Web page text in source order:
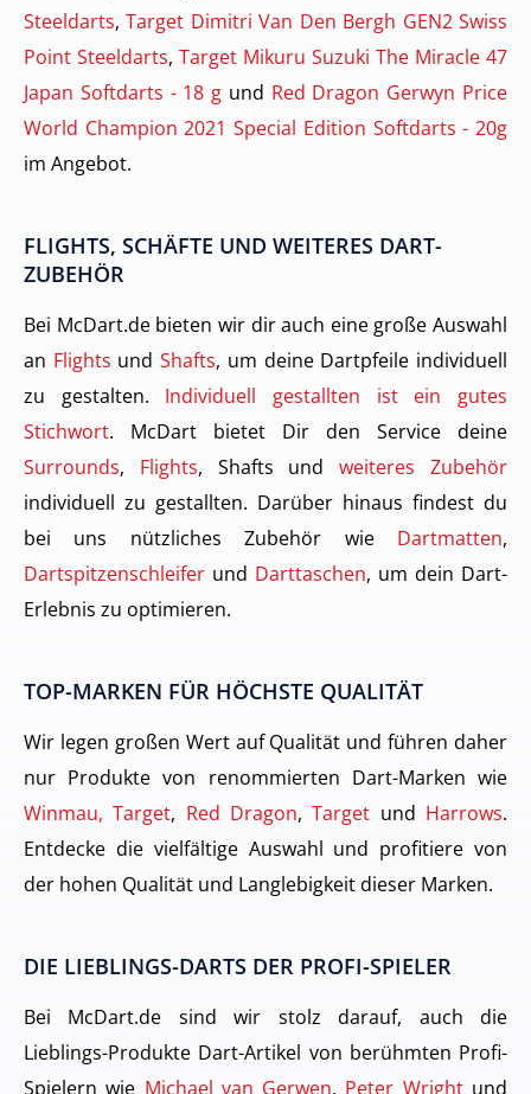
Steeldarts,Target Dimitri Van Den Bergh GEN2 Swiss
Point Steeldarts, Target Mikuru Suzuki The Miracle 47
Japan Softdarts - 18 g und Red Dragon Gerwyn Price
World Champion 2021 Special Edition Softdarts - 20g
im Angebot.
FLIGHTS, SCHÄFTE UND WEITERES DART-
ZUBEHÖR
Bei McDart.de bieten wir dir auch eine große Auswahl
an Flights undShafts, um deine Dartpfeile individuell
zu gestalten. Individuell gestallten ist ein gutes
Stichwort. McDart bietet Dir den Service deine
Surrounds, Flights, Shafts undweiteres Zubehör
individuell zu gestallten. Darüber hinaus findest du
bei uns nützliches Zubehör wie Dartmatten,
Dartspitzenschleifer und Darttaschen, um dein Dart-
Erlebnis zu optimieren.
TOP-MARKEN FÜR HÖCHSTE QUALITÄT
Wir legen großen Wert auf Qualität und führen daher
nur Produkte von renommierten Dart-Marken wie
Winmau, Target, Red Dragon,Target und Harrows.
Entdecke die vielfältige Auswahl und profitiere von
der hohen Qualität und Langlebigkeit dieser Marken.
DIE LIEBLINGS-DARTS DER PROFI-SPIELER
Bei McDart.de sind wir stolz darauf, auch die
Lieblings-Produkte Dart-Artikel von berühmten Profi-
Spielern wie Michael van Gerwen, Peter Wrightund